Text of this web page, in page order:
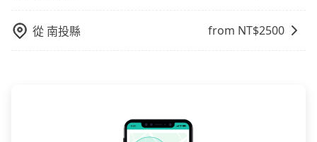
從 南投縣 from NT$2500